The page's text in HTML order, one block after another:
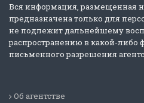
Вся информация, размещенная
предназначена только для
не подлежит дальнейшему
распространению в какой-либо
письменного разрешения
Об агентстве